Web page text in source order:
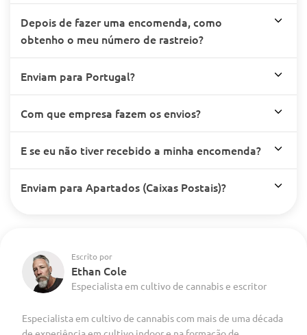
Depois de fazer uma encomenda, como
obtenho o meu número de rastreio?
Enviam para Portugal?
Com que empresa fazem os envios?
E se eu não tiver recebido a minha encomenda?
Enviam para Apartados (Caixas Postais)?
Escrito por
Ethan Cole
Especialista em cultivo de cannabis e escritor
Especialista em cultivo de cannabis com mais de uma década